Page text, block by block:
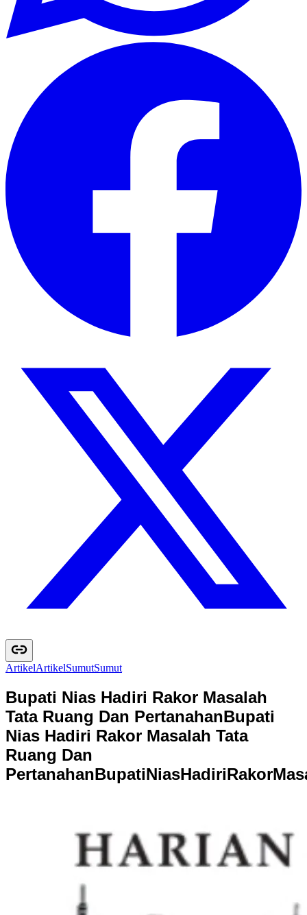
ArtikelArtikelSumutSumut
Bupati Nias Hadiri Rakor Masalah
Tata Ruang Dan PertanahanBupati
Nias Hadiri Rakor Masalah Tata
Ruang Dan
PertanahanBupatiNiasHadiriRakorMas